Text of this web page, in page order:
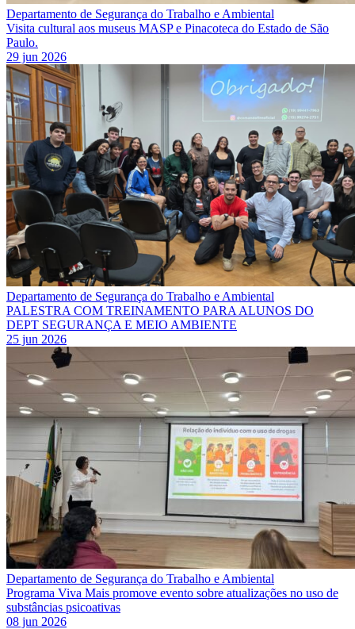
Departamento de Segurança do Trabalho e Ambiental
Visita cultural aos museus MASP e Pinacoteca do Estado de São
Paulo.
29 jun 2026
Departamento de Segurança do Trabalho e Ambiental
PALESTRA COM TREINAMENTO PARA ALUNOS DO
DEPT SEGURANÇA E MEIO AMBIENTE
25 jun 2026
Departamento de Segurança do Trabalho e Ambiental
Programa Viva Mais promove evento sobre atualizações no uso de
substâncias psicoativas
08 jun 2026